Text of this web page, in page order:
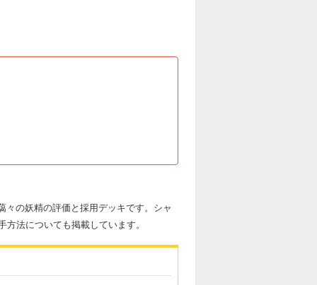
の妖精の評価と採用デッキです。シャ
法についても掲載しています。